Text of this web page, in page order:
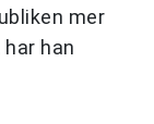
mer
han